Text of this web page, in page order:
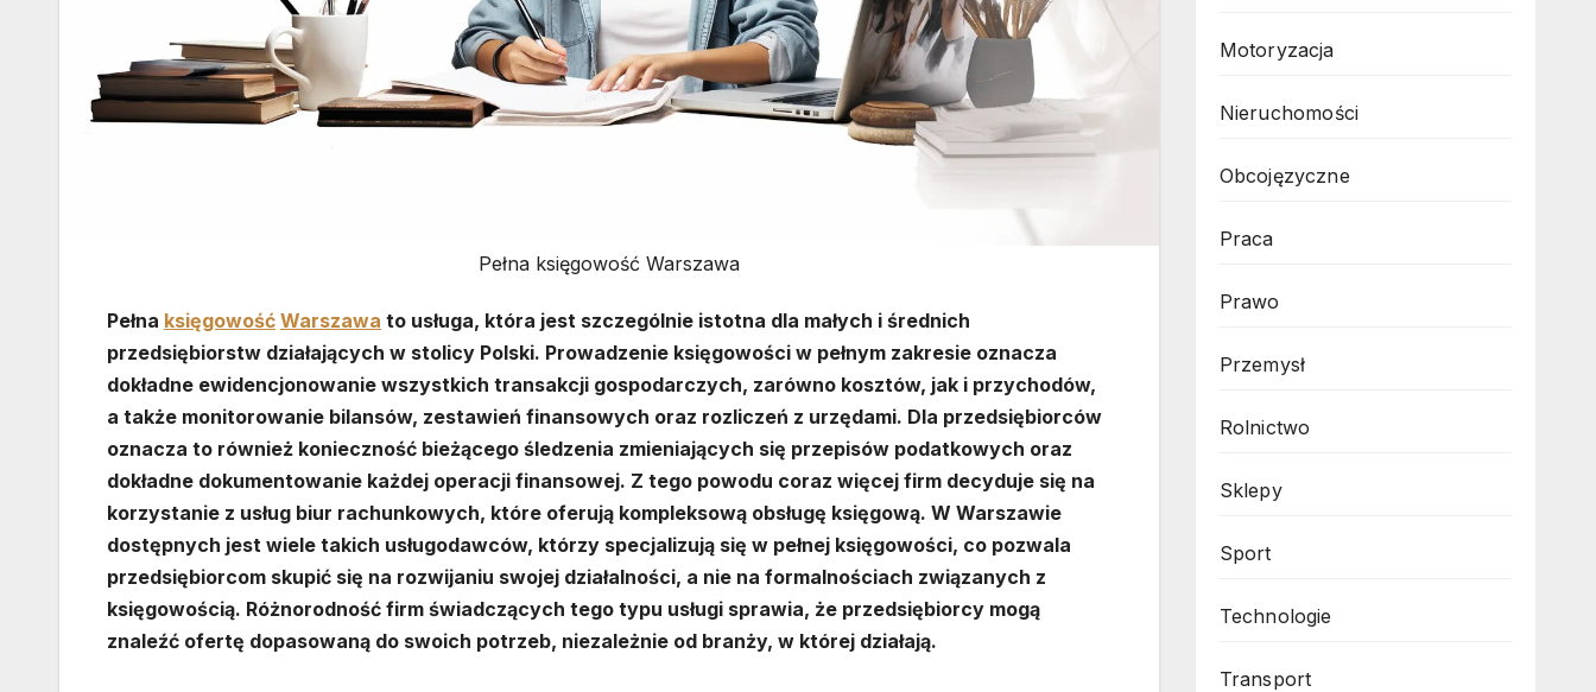
Pełna księgowość Warszawa
Pełna księgowość Warszawa to usługa, która jest szczególnie istotna dla małych i średnich
przedsiębiorstw działających w stolicy Polski. Prowadzenie księgowości w pełnym zakresie oznacza
dokładne ewidencjonowanie wszystkich transakcji gospodarczych, zarówno kosztów, jak i przychodów,
a także monitorowanie bilansów, zestawień finansowych oraz rozliczeń z urzędami. Dla przedsiębiorców
oznacza to również konieczność bieżącego śledzenia zmieniających się przepisów podatkowych oraz
dokładne dokumentowanie każdej operacji finansowej. Z tego powodu coraz więcej firm decyduje się na
korzystanie z usług biur rachunkowych, które oferują kompleksową obsługę księgową. W Warszawie
dostępnych jest wiele takich usługodawców, którzy specjalizują się w pełnej księgowości, co pozwala
przedsiębiorcom skupić się na rozwijaniu swojej działalności, a nie na formalnościach związanych z
księgowością. Różnorodność firm świadczących tego typu usługi sprawia, że przedsiębiorcy mogą
znaleźć ofertę dopasowaną do swoich potrzeb, niezależnie od branży, w której działają.
Motoryzacja
Nieruchomości
Obcojęzyczne
Praca
Prawo
Przemysł
Rolnictwo
Sklepy
Sport
Technologie
Transport